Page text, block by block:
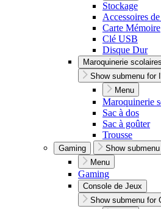
Stockage
Accessoires
Carte Mémoire
Clé USB
Disque Dur
Maroquinerie scolaires
Show submenu for
Menu
Maroquinerie
Sac à dos
Sac à goûter
Trousse
Gaming
Show
Menu
Gaming
Console de Jeux
Show submenu for